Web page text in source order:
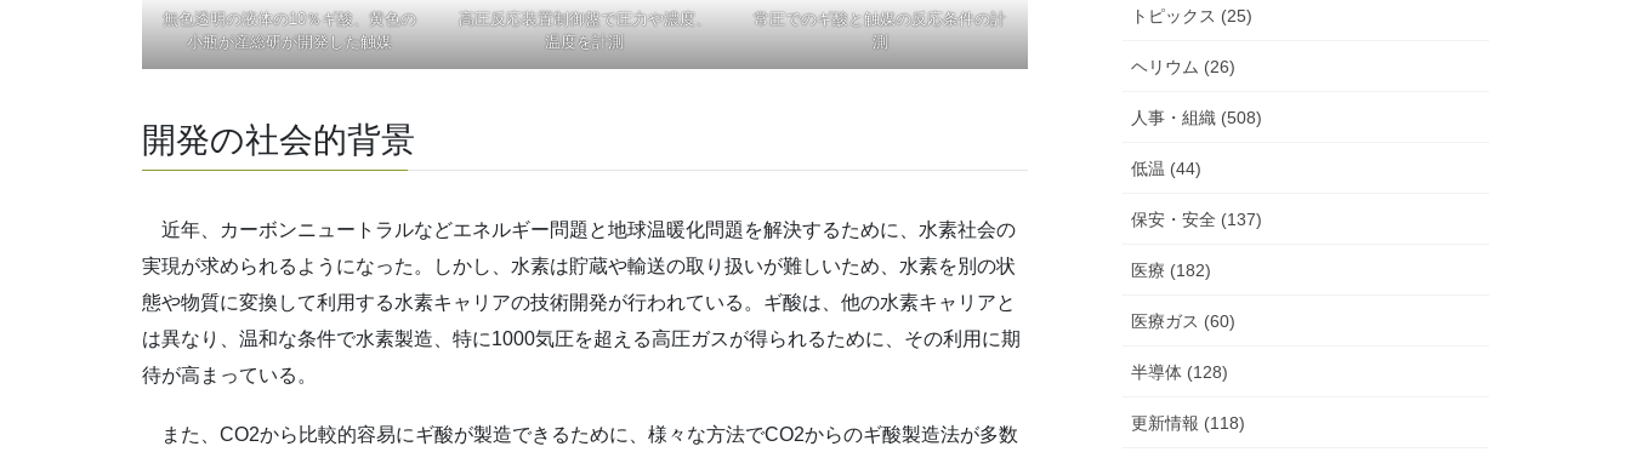
無色透明の液体の10％ギ酸、黄色の
小瓶が産総研が開発した触媒
高圧反応装置制御盤で圧力や濃度、
温度を計測
常圧でのギ酸と触媒の反応条件の計
測
開発の社会的背景
近年、カーボンニュートラルなどエネルギー問題と地球温暖化問題を解決するために、水素社会の
実現が求められるようになった。しかし、水素は貯蔵や輸送の取り扱いが難しいため、水素を別の状
態や物質に変換して利用する水素キャリアの技術開発が行われている。ギ酸は、他の水素キャリアと
は異なり、温和な条件で水素製造、特に1000気圧を超える高圧ガスが得られるために、その利用に期
待が高まっている。
また、CO2から比較的容易にギ酸が製造できるために、様々な方法でCO2からのギ酸製造法が多数
トピックス (25)
ヘリウム (26)
人事・組織 (508)
低温 (44)
保安・安全 (137)
医療 (182)
医療ガス (60)
半導体 (128)
更新情報 (118)